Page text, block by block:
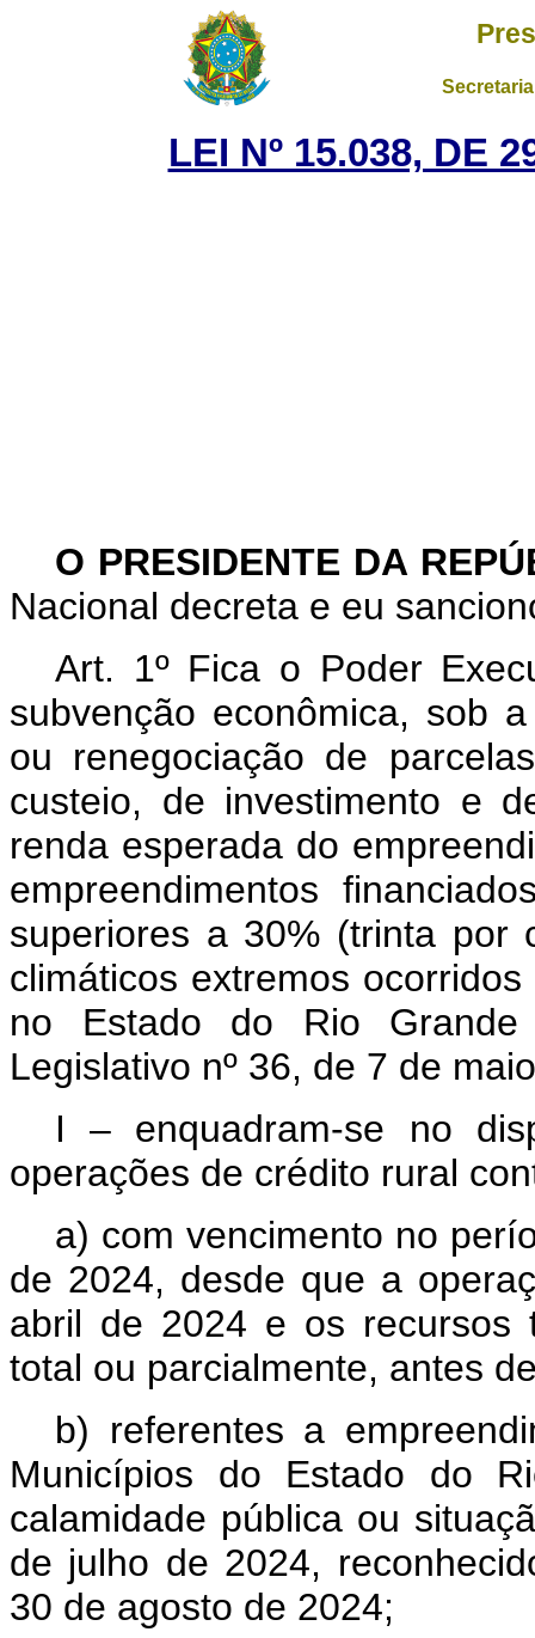
LEI Nº 15.038, DE
O PRESIDENTE DA
Nacional decreta e eu
Art. 1º Fica o Poder
subvenção econômica, sob
ou renegociação de
custeio, de investimento e
renda esperada do
empreendimentos
superiores a 30% (trinta por
climáticos extremos
no Estado do Rio
Legislativo nº 36, de 7 de
I – enquadram-se no
operações de crédito rural
a) com vencimento no
de 2024, desde que a
abril de 2024 e os recursos
total ou parcialmente, antes
b) referentes a
Municípios do Estado do
calamidade pública ou
de julho de 2024,
30 de agosto de 2024;